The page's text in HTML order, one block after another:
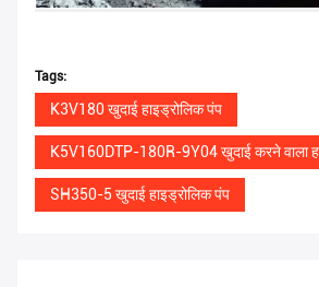
Tags:
K3V180 खुदाई हाइड्रोलिक पंप
K5V160DTP-180R-9Y04 खुदाई करने वाला
SH350-5 खुदाई हाइड्रोलिक पंप